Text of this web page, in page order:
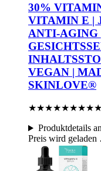
30%
VITAMIN E |
ANTI-AGING
VEGAN |
SKINLOVE®
★★★★★
Produktdetails
Preis wird